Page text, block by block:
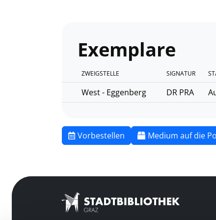
Exemplare
ZWEIGSTELLE SIGNATUR
West - Eggenberg DR PRA
Vorbestellen Medium auf die